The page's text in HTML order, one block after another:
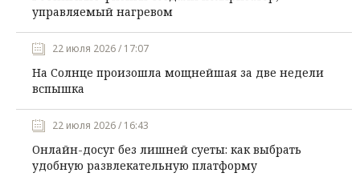
управляемый нагревом
22 июля 2026 / 17:07
На Солнце произошла мощнейшая за две недели
вспышка
22 июля 2026 / 16:43
Онлайн-досуг без лишней суеты: как выбрать
удобную развлекательную платформу